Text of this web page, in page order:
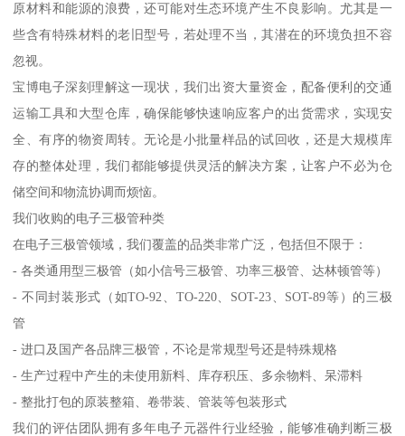
原材料和能源的浪费，还可能对生态环境产生不良影响。尤其是一
些含有特殊材料的老旧型号，若处理不当，其潜在的环境负担不容
忽视。
宝博电子深刻理解这一现状，我们出资大量资金，配备便利的交通
运输工具和大型仓库，确保能够快速响应客户的出货需求，实现安
全、有序的物资周转。无论是小批量样品的试回收，还是大规模库
存的整体处理，我们都能够提供灵活的解决方案，让客户不必为仓
储空间和物流协调而烦恼。
我们收购的电子三极管种类
在电子三极管领域，我们覆盖的品类非常广泛，包括但不限于：
- 各类通用型三极管（如小信号三极管、功率三极管、达林顿管等）
- 不同封装形式（如TO-92、TO-220、SOT-23、SOT-89等）的三极
管
- 进口及国产各品牌三极管，不论是常规型号还是特殊规格
- 生产过程中产生的未使用新料、库存积压、多余物料、呆滞料
- 整批打包的原装整箱、卷带装、管装等包装形式
我们的评估团队拥有多年电子元器件行业经验，能够准确判断三极